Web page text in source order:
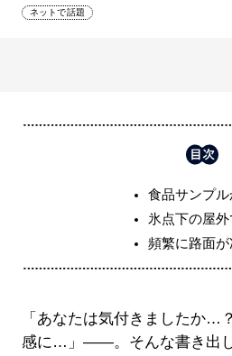
ネットで話題
食品サンプル
氷点下の屋
頻繁に路面が
「あなたは気付きましたか…
感に…」――。そんな書き出